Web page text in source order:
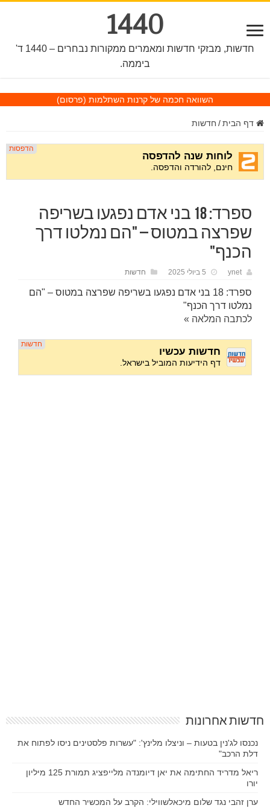
1440
חדשות, מבזקי חדשות ומאמרים ממקורות נבחרים – 1440 ד'
ביממה.
השוואה חכמה של קרנות השתלמות (פרסום)
דף הבית / חדשות
ספרד: 18 בני אדם נפגעו בשריפה
שפרצה במטוס – "הם נמלטו דרך
הכנף"
ynet 5 ביולי 2025 חדשות
ספרד: 18 בני אדם נפגעו בשריפה שפרצה במטוס – "הם
נמלטו דרך הכנף"
לכתבה המלאה »
חדשות אחרונות
נכנסו לג'נין בטעות – וניצלו מלינץ': "עשרות פלסטינים ניסו לפתוח את
דלת הרכב"
ריאל מדריד החתימה את יאן דיומנדה מלייפציג תמורת 125 מיליון
יורו
ערן זהבי נגד שלום מיכאלשווילי: הקרב על המכשיר החדש